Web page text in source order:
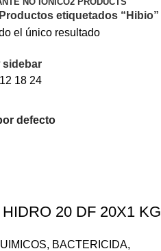
Productos etiquetados “Hibio”
el único resultado
sidebar
12 18 24
HIDRO 20 DF 20X1 KG
, BACTERICIDA,